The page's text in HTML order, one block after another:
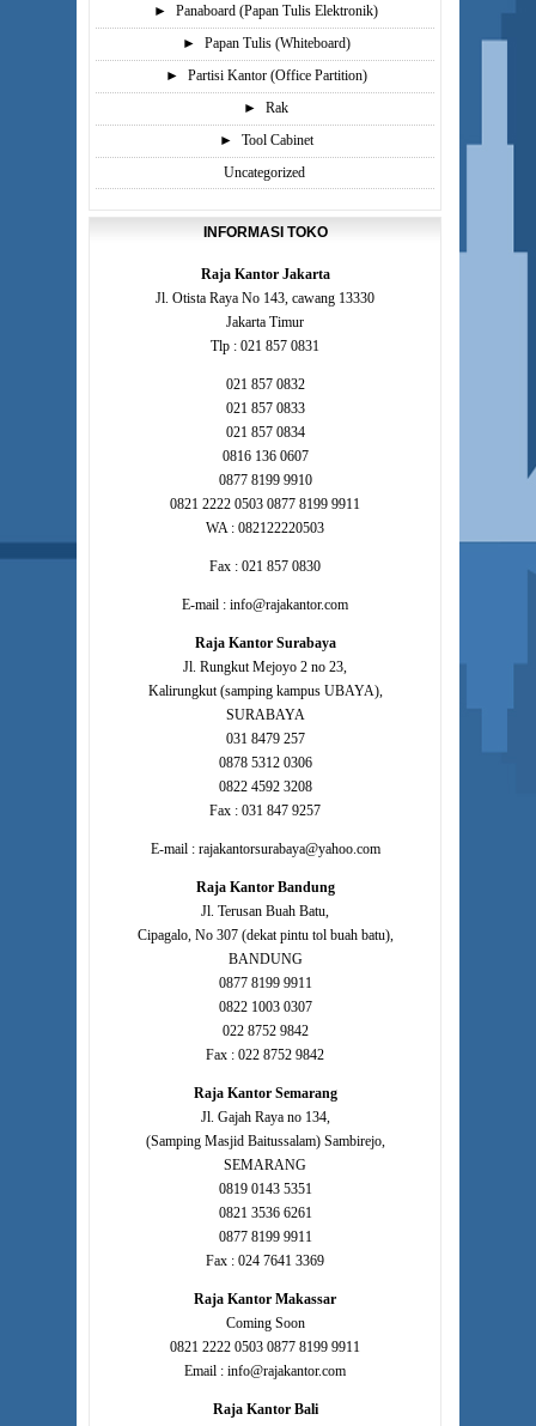
►
Panaboard (Papan Tulis Elektronik)
►
Papan Tulis (Whiteboard)
►
Partisi Kantor (Office Partition)
►
Rak
►
Tool Cabinet
Uncategorized
INFORMASI TOKO
Raja Kantor Jakarta
Jl. Otista Raya No 143, cawang 13330
Jakarta Timur
Tlp : 021 857 0831
021 857 0832
021 857 0833
021 857 0834
0816 136 0607
0877 8199 9910
0821 2222 0503 0877 8199 9911
WA : 082122220503
Fax : 021 857 0830
E-mail : info@rajakantor.com
Raja Kantor Surabaya
Jl. Rungkut Mejoyo 2 no 23,
Kalirungkut (samping kampus UBAYA),
SURABAYA
031 8479 257
0878 5312 0306
0822 4592 3208
Fax : 031 847 9257
E-mail : rajakantorsurabaya@yahoo.com
Raja Kantor Bandung
Jl. Terusan Buah Batu,
Cipagalo, No 307 (dekat pintu tol buah batu),
BANDUNG
0877 8199 9911
0822 1003 0307
022 8752 9842
Fax : 022 8752 9842
Raja Kantor Semarang
Jl. Gajah Raya no 134,
(Samping Masjid Baitussalam) Sambirejo,
SEMARANG
0819 0143 5351
0821 3536 6261
0877 8199 9911
Fax : 024 7641 3369
Raja Kantor Makassar
Coming Soon
0821 2222 0503 0877 8199 9911
Email : info@rajakantor.com
Raja Kantor Bali